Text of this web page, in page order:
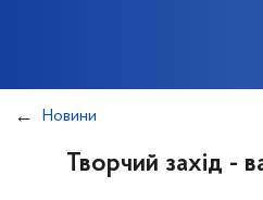
Новини
Творчий захід -